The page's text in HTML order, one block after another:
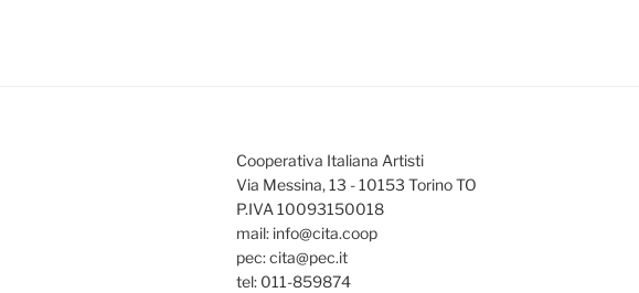
Cooperativa Italiana Artisti
Via Messina, 13 - 10153 Torino TO
P.IVA 10093150018
mail: info@cita.coop
pec: cita@pec.it
tel: 011-859874